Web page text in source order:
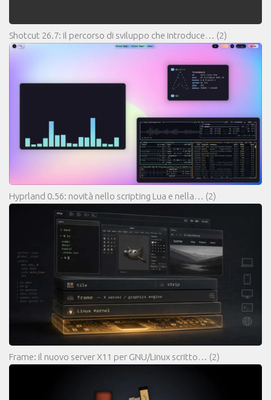
Shotcut 26.7: il percorso di sviluppo che introduce… (2)
Hyprland 0.56: novità nello scripting Lua e nella… (2)
Frame: il nuovo server X11 per GNU/Linux scritto… (2)